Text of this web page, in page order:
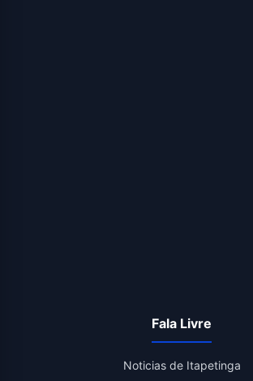
Fala Livre
Noticias de Itapetinga